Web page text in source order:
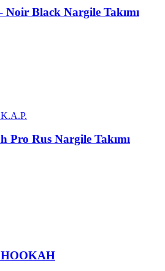
Black Nargile Takımı
Pro Rus Nargile Takımı